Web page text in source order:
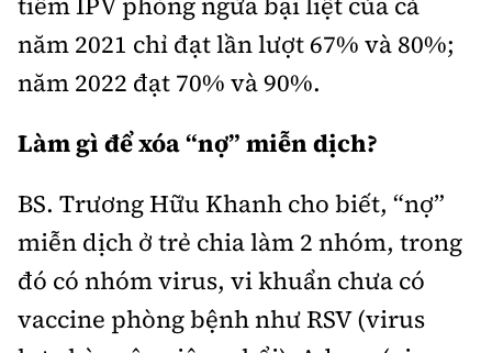
năm 2021 chỉ đạt lần lượt 67% và 80%;
năm 2022 đạt 70% và 90%.
Làm gì để xóa “nợ” miễn dịch?
BS. Trương Hữu Khanh cho biết, “nợ”
miễn dịch ở trẻ chia làm 2 nhóm, trong
đó có nhóm virus, vi khuẩn chưa có
vaccine phòng bệnh như RSV (virus